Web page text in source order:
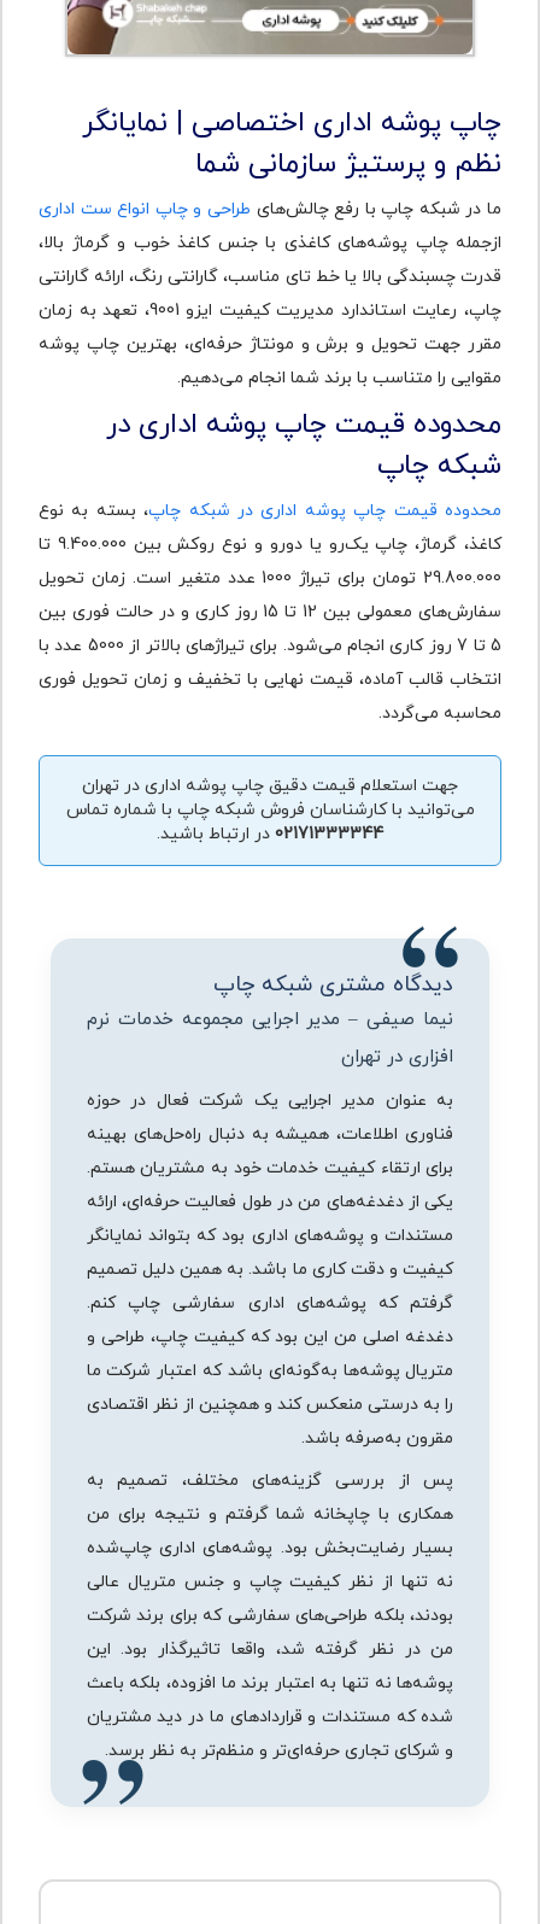
چاپ پوشه اداری اختصاصی | نمایانگر
نظم و پرستیژ سازمانی شما
ما در شبکه چاپ با رفع چالش‌های طراحی و چاپ انواع ست اداری
ازجمله چاپ پوشه‌های کاغذی با جنس کاغذ خوب و گرماژ بالا،
قدرت چسبندگی بالا یا خط تای مناسب، گارانتی رنگ، ارائه گارانتی
چاپ، رعایت استاندارد مدیریت کیفیت ایزو 9001، تعهد به زمان
مقرر جهت تحویل و برش و مونتاژ حرفه‌ای، بهترین چاپ پوشه
مقوایی را متناسب با برند شما انجام می‌دهیم.
محدوده قیمت چاپ پوشه اداری در
شبکه چاپ
محدوده قیمت چاپ پوشه اداری در شبکه چاپ، بسته به نوع
کاغذ، گرماژ، چاپ یک‌رو یا دورو و نوع روکش بین 9.400.000 تا
29.800.000 تومان برای تیراژ 1000 عدد متغیر است. زمان تحویل
سفارش‌های معمولی بین 12 تا 15 روز کاری و در حالت فوری بین
5 تا 7 روز کاری انجام می‌شود. برای تیراژهای بالاتر از 5000 عدد با
انتخاب قالب آماده، قیمت نهایی با تخفیف و زمان تحویل فوری
محاسبه می‌گردد.
جهت استعلام قیمت دقیق چاپ پوشه اداری در تهران
می‌توانید با کارشناسان فروش شبکه چاپ با شماره تماس
02171333344 در ارتباط باشید.
دیدگاه مشتری شبکه چاپ
نیما صیفی – مدیر اجرایی مجموعه خدمات نرم
افزاری در تهران
به عنوان مدیر اجرایی یک شرکت فعال در حوزه
فناوری اطلاعات، همیشه به دنبال راه‌حل‌های بهینه
برای ارتقاء کیفیت خدمات خود به مشتریان هستم.
یکی از دغدغه‌های من در طول فعالیت حرفه‌ای، ارائه
مستندات و پوشه‌های اداری بود که بتواند نمایانگر
کیفیت و دقت کاری ما باشد. به همین دلیل تصمیم
گرفتم که پوشه‌های اداری سفارشی چاپ کنم.
دغدغه اصلی من این بود که کیفیت چاپ، طراحی و
متریال پوشه‌ها به‌گونه‌ای باشد که اعتبار شرکت ما
را به درستی منعکس کند و همچنین از نظر اقتصادی
مقرون به‌صرفه باشد.
پس از بررسی گزینه‌های مختلف، تصمیم به
همکاری با چاپخانه شما گرفتم و نتیجه برای من
بسیار رضایت‌بخش بود. پوشه‌های اداری چاپ‌شده
نه تنها از نظر کیفیت چاپ و جنس متریال عالی
بودند، بلکه طراحی‌های سفارشی که برای برند شرکت
من در نظر گرفته شد، واقعا تاثیرگذار بود. این
پوشه‌ها نه تنها به اعتبار برند ما افزوده، بلکه باعث
شده که مستندات و قراردادهای ما در دید مشتریان
و شرکای تجاری حرفه‌ای‌تر و منظم‌تر به نظر برسد.